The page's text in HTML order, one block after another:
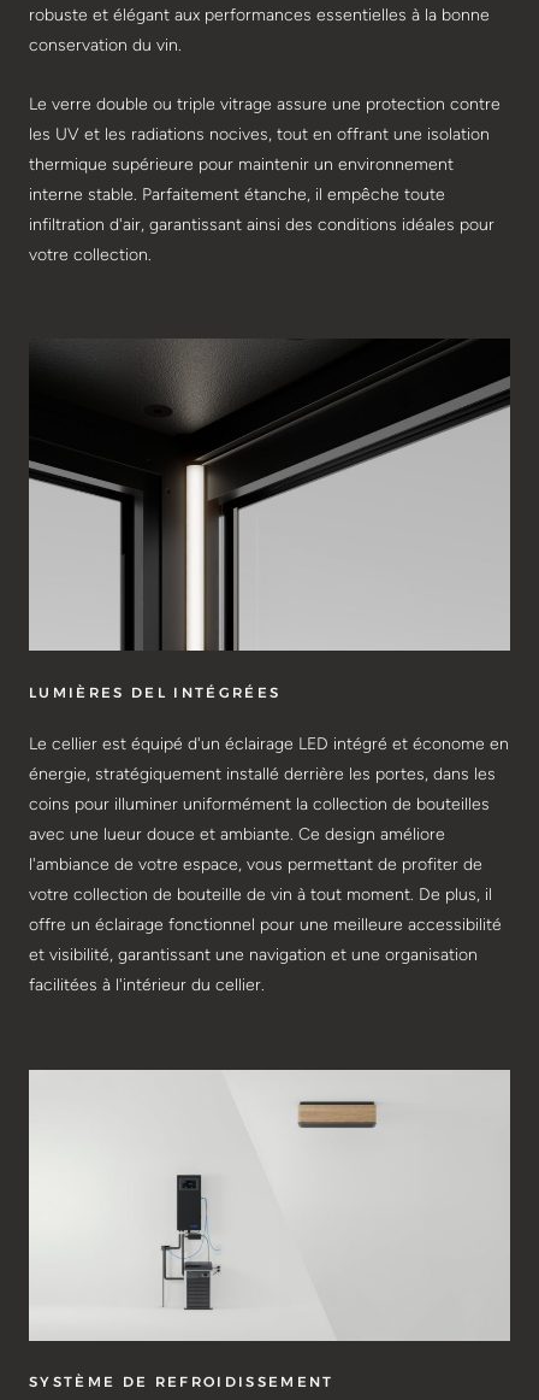
robuste et élégant aux performances essentielles à la bonne
conservation du vin.
Le verre double ou triple vitrage assure une protection contre
les UV et les radiations nocives, tout en offrant une isolation
thermique supérieure pour maintenir un environnement
interne stable. Parfaitement étanche, il empêche toute
infiltration d'air, garantissant ainsi des conditions idéales pour
votre collection.
LUMIÈRES DEL INTÉGRÉES
Le cellier est équipé d'un éclairage LED intégré et économe en
énergie, stratégiquement installé derrière les portes, dans les
coins pour illuminer uniformément la collection de bouteilles
avec une lueur douce et ambiante. Ce design améliore
l'ambiance de votre espace, vous permettant de profiter de
votre collection de bouteille de vin à tout moment. De plus, il
offre un éclairage fonctionnel pour une meilleure accessibilité
et visibilité, garantissant une navigation et une organisation
facilitées à l'intérieur du cellier.
SYSTÈME DE REFROIDISSEMENT